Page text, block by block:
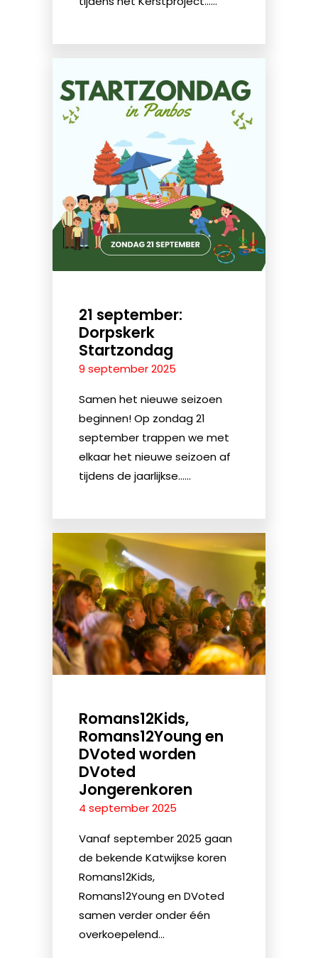
21 september:
Dorpskerk
Startzondag
9 september 2025
Samen het nieuwe seizoen
beginnen! Op zondag 21
september trappen we met
elkaar het nieuwe seizoen af
tijdens de jaarlijkse......
Romans12Kids,
Romans12Young en
DVoted worden
DVoted
Jongerenkoren
4 september 2025
Vanaf september 2025 gaan
de bekende Katwijkse koren
Romans12Kids,
Romans12Young en DVoted
samen verder onder één
overkoepelend...